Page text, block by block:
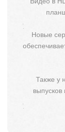
Новые
Также у
выпусков